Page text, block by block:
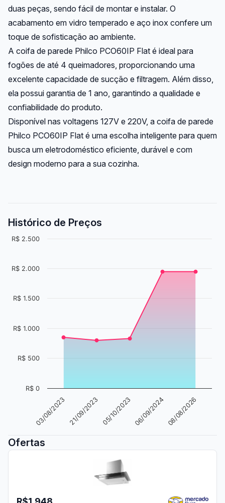
duas peças, sendo fácil de montar e instalar. O
acabamento em vidro temperado e aço inox confere um
toque de sofisticação ao ambiente.
A coifa de parede Philco PCO60IP Flat é ideal para
fogões de até 4 queimadores, proporcionando uma
excelente capacidade de sucção e filtragem. Além disso,
ela possui garantia de 1 ano, garantindo a qualidade e
confiabilidade do produto.
Disponível nas voltagens 127V e 220V, a coifa de parede
Philco PCO60IP Flat é uma escolha inteligente para quem
busca um eletrodoméstico eficiente, durável e com
design moderno para a sua cozinha.
Histórico de Preços
03/08/2023 21/09/2023 05/10/2023 06/09/2024 08/08/2026
R$ 0
R$ 500
R$ 1.000
R$ 1.500
R$ 2.000
R$ 2.500
Ofertas